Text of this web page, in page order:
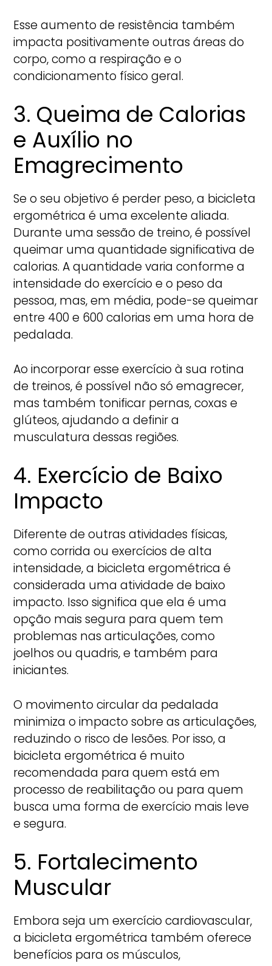
Esse aumento de resistência também
impacta positivamente outras áreas do
corpo, como a respiração e o
condicionamento físico geral.
3. Queima de Calorias
e Auxílio no
Emagrecimento
Se o seu objetivo é perder peso, a bicicleta
ergométrica é uma excelente aliada.
Durante uma sessão de treino, é possível
queimar uma quantidade significativa de
calorias. A quantidade varia conforme a
intensidade do exercício e o peso da
pessoa, mas, em média, pode-se queimar
entre 400 e 600 calorias em uma hora de
pedalada.
Ao incorporar esse exercício à sua rotina
de treinos, é possível não só emagrecer,
mas também tonificar pernas, coxas e
glúteos, ajudando a definir a
musculatura dessas regiões.
4. Exercício de Baixo
Impacto
Diferente de outras atividades físicas,
como corrida ou exercícios de alta
intensidade, a bicicleta ergométrica é
considerada uma atividade de baixo
impacto. Isso significa que ela é uma
opção mais segura para quem tem
problemas nas articulações, como
joelhos ou quadris, e também para
iniciantes.
O movimento circular da pedalada
minimiza o impacto sobre as articulações,
reduzindo o risco de lesões. Por isso, a
bicicleta ergométrica é muito
recomendada para quem está em
processo de reabilitação ou para quem
busca uma forma de exercício mais leve
e segura.
5. Fortalecimento
Muscular
Embora seja um exercício cardiovascular,
a bicicleta ergométrica também oferece
benefícios para os músculos,